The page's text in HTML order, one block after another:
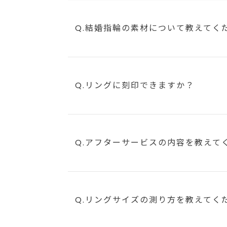
Q.結婚指輪の素材について教えてく
Q.リングに刻印できますか？
Q.アフターサービスの内容を教えて
Q.リングサイズの測り方を教えてく